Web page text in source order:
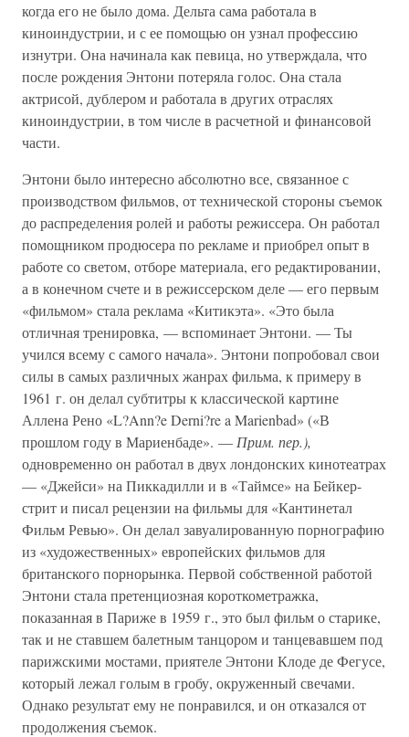
когда его не было дома. Дельта сама работала в
киноиндустрии, и с ее помощью он узнал профессию
изнутри. Она начинала как певица, но утверждала, что
после рождения Энтони потеряла голос. Она стала
актрисой, дублером и работала в других отраслях
киноиндустрии, в том числе в расчетной и финансовой
части.
Энтони было интересно абсолютно все, связанное с
производством фильмов, от технической стороны съемок
до распределения ролей и работы режиссера. Он работал
помощником продюсера по рекламе и приобрел опыт в
работе со светом, отборе материала, его редактировании,
а в конечном счете и в режиссерском деле — его первым
«фильмом» стала реклама «Китикэта». «Это была
отличная тренировка, — вспоминает Энтони. — Ты
учился всему с самого начала». Энтони попробовал свои
силы в самых различных жанрах фильма, к примеру в
1961 г. он делал субтитры к классической картине
Аллена Рено «L?Ann?e Derni?re a Marienbad» («В
прошлом году в Мариенбаде». — Прим. пер.),
одновременно он работал в двух лондонских кинотеатрах
— «Джейси» на Пиккадилли и в «Таймсе» на Бейкер-
стрит и писал рецензии на фильмы для «Кантинетал
Фильм Ревью». Он делал завуалированную порнографию
из «художественных» европейских фильмов для
британского порнорынка. Первой собственной работой
Энтони стала претенциозная короткометражка,
показанная в Париже в 1959 г., это был фильм о старике,
так и не ставшем балетным танцором и танцевавшем под
парижскими мостами, приятеле Энтони Клоде де Фегусе,
который лежал голым в гробу, окруженный свечами.
Однако результат ему не понравился, и он отказался от
продолжения съемок.